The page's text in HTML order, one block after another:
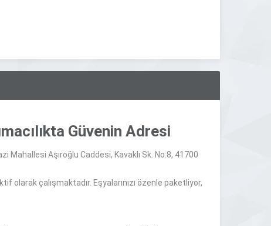
Güvenin Adresi
Mahallesi Aşıroğlu Caddesi, Kavaklı Sk. No:8, 41700
çalışmaktadır. Eşyalarınızı özenle paketliyor,